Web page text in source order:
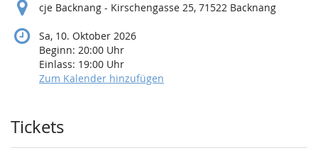
cje Backnang - Kirschengasse 25, 71522 Backnang
Sa, 10. Oktober 2026
Beginn: 20:00 Uhr
Einlass: 19:00 Uhr
Zum Kalender hinzufügen
Produkte
Tickets